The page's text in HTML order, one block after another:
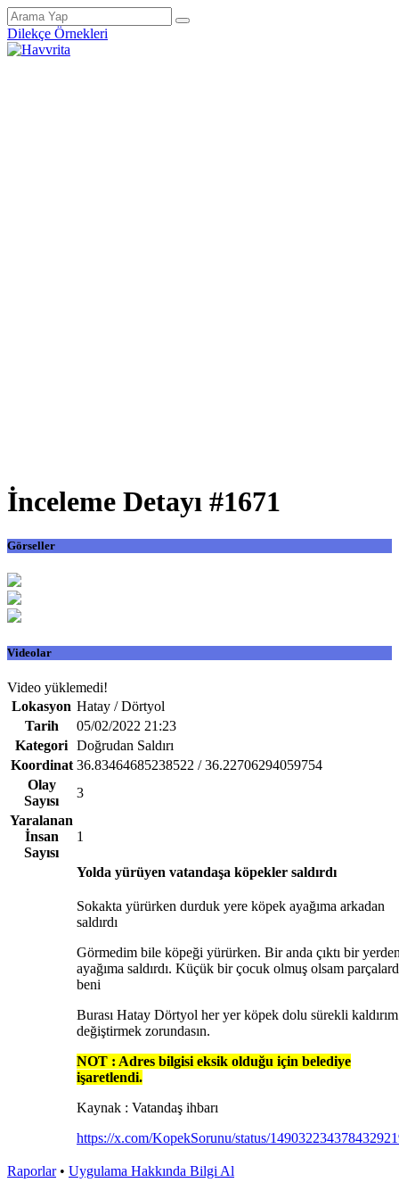
Dilekçe Örnekleri
İnceleme Detayı #1671
Görseller
Videolar
Video yüklemedi!
Lokasyon Hatay / Dörtyol
Tarih
05/02/2022 21:23
Kategori Doğrudan Saldırı
Koordinat 36.83464685238522 / 36.22706294059754
Olay
Sayısı
3
Yaralanan
İnsan
Sayısı
1
Yolda yürüyen vatandaşa köpekler saldırdı
Sokakta yürürken durduk yere köpek ayağıma arkadan
saldırdı
Görmedim bile köpeği yürürken. Bir anda çıktı bir
ayağıma saldırdı. Küçük bir çocuk olmuş olsam
beni
Burası Hatay Dörtyol her yer köpek dolu sürekli kaldırım
değiştirmek zorundasın.
NOT : Adres bilgisi eksik olduğu için belediye
işaretlendi.
Kaynak : Vatandaş ihbarı
https://x.com/KopekSorunu/status/
Raporlar • Uygulama Hakkında Bilgi Al